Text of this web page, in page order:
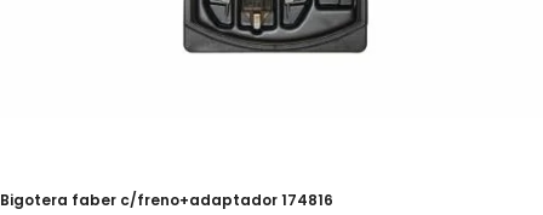
Bigotera faber c/freno+adaptador 174816